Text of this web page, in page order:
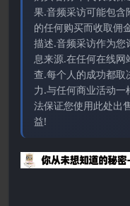
果.音频采访可能包含
的任何购买而收取佣
描述.音频采访作为您
息来源.在任何在线网
查.每个人的成功都取
力.与任何商业活动
法保证您使用此处出
益!